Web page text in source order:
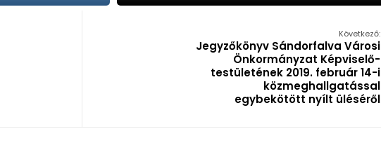
Következő:
Jegyzőkönyv Sándorfalva Városi
Önkormányzat Képviselő-
testületének 2019. február 14-i
közmeghallgatással
egybekötött nyílt üléséről